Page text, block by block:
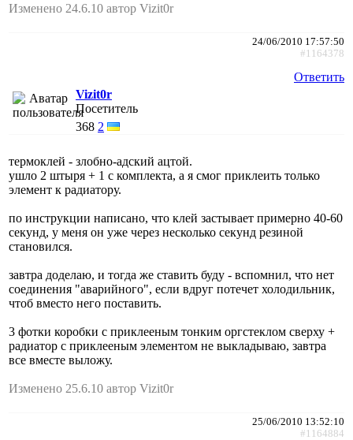
Изменено 24.6.10 автор Vizit0r
24/06/2010 17:57:50
#1164378
Ответить
Vizit0r
Посетитель
368 2
термоклей - злобно-адский ацтой.
ушло 2 штыря + 1 с комплекта, а я смог приклеить только
элемент к радиатору.
по инструкции написано, что клей застывает примерно 40-60
секунд, у меня он уже через несколько секунд резиной
становился.
завтра доделаю, и тогда же ставить буду - вспомнил, что нет
соединения "аварийного", если вдруг потечет холодильник,
чтоб вместо него поставить.
3 фотки коробки с приклееным тонким оргстеклом сверху +
радиатор с приклееным элементом не выкладываю, завтра
все вместе выложу.
Изменено 25.6.10 автор Vizit0r
25/06/2010 13:52:10
#1164884